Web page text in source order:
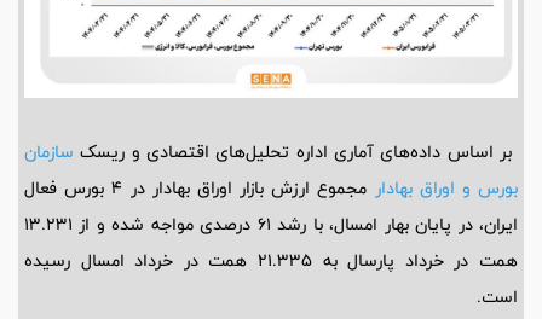
بر اساس داده‌های آماری اداره تحلیل‌های اقتصادی و ریسک سازمان
بورس و اوراق بهادار
مجموع ارزش بازار اوراق بهادار در 4 بورس فعال
ایران، در پایان بهار امسال، با رشد 61 درصدی مواجه شده و از 13.231
همت در خرداد پارسال به 21.335 همت در خرداد امسال رسیده
است.